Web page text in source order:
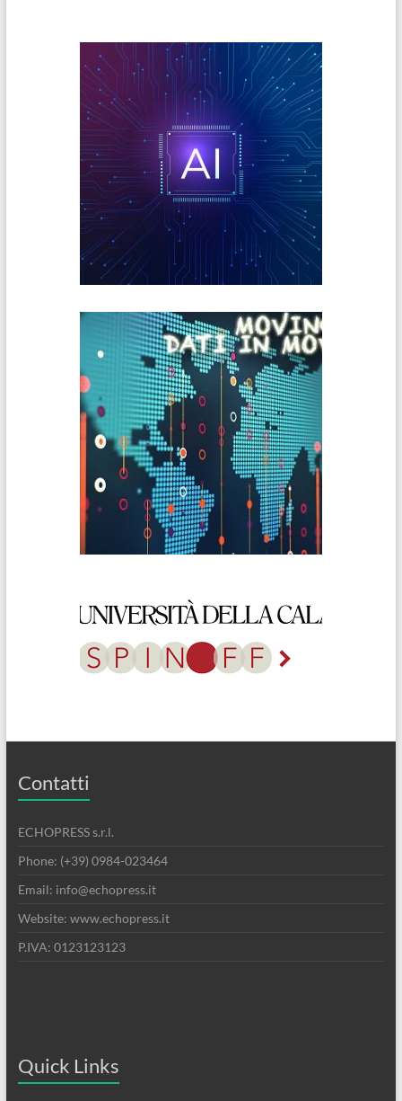
Contatti
ECHOPRESS s.r.l.
Phone: (+39) 0984-023464
Email: info@echopress.it
Website: www.echopress.it
P.IVA: 0123123123
Quick Links